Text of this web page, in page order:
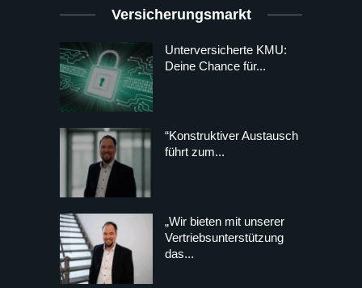
Versicherungsmarkt
Unterversicherte KMU:
Deine Chance für...
“Konstruktiver Austausch
führt zum...
„Wir bieten mit unserer
Vertriebsunterstützung
das...